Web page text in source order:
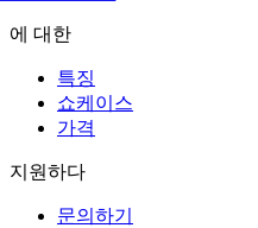
에 대한
특징
쇼케이스
가격
지원하다
문의하기